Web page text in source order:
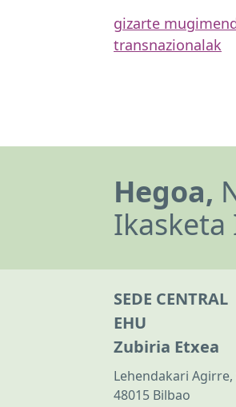
gizarte
transnazionalak
Hegoa,
SEDE CENTRAL
EHU
Zubiria Etxea
Lehendakari Agirre,
48015 Bilbao